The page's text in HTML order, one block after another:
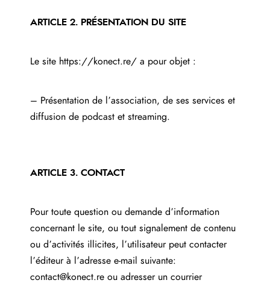
ARTICLE 2. PRÉSENTATION DU SITE
Le site https://konect.re/ a pour objet :
– Présentation de l’association, de ses services et
diffusion de podcast et streaming.
ARTICLE 3. CONTACT
Pour toute question ou demande d’information
concernant le site, ou tout signalement de contenu
ou d’activités illicites, l’utilisateur peut contacter
l’éditeur à l’adresse e-mail suivante:
contact@konect.re ou adresser un courrier